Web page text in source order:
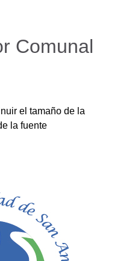
Comunal
el tamaño de la
la fuente